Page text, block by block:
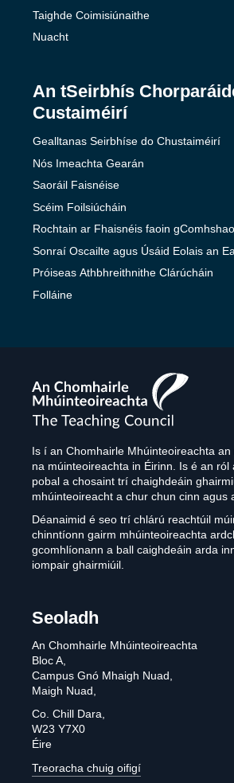
Taighde Coimisiúnaithe
Nuacht
An tSeirbhís
Custaiméirí
Gealltanas Seirbhíse do Chustaiméirí
Nós Imeachta Gearán
Saoráil Faisnéise
Scéim Foilsiúcháin
Rochtain ar Fhaisnéis faoin
Sonraí Oscailte agus Úsáid Eolais an
Próiseas Athbhreithnithe Clárúcháin
Folláine
The
Teaching
Council
Is í an Chomhairle Mhúinteoireachta
na múinteoireachta in Éirinn. Is é an ról
pobal a chosaint trí chaighdeáin
mhúinteoireacht a chur chun cinn agus
Déanaimid é seo trí chlárú reachtúil
chinntíonn gairm mhúinteoireachta
gcomhlíonann a ball caighdeáin arda
iompair ghairmiúil.
Seoladh
An Chomhairle Mhúinteoireachta
Bloc A,
Campus Gnó Mhaigh Nuad,
Maigh Nuad,
Co. Chill Dara,
W23 Y7X0
Éire
Treoracha chuig oifigí